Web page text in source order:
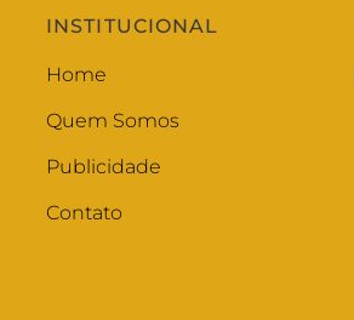
INSTITUCIONAL
Home
Quem Somos
Publicidade
Contato